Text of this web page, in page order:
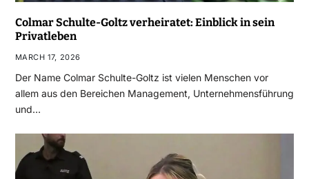
Colmar Schulte-Goltz verheiratet: Einblick in sein
Privatleben
MARCH 17, 2026
Der Name Colmar Schulte-Goltz ist vielen Menschen vor
allem aus den Bereichen Management, Unternehmensführung
und…